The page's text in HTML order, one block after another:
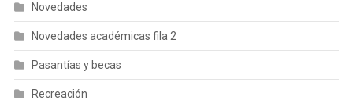
Novedades
Novedades académicas fila 2
Pasantías y becas
Recreación